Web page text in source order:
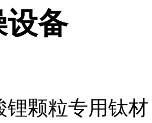
设备
锂颗粒专用钛材